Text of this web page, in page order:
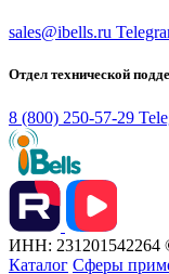
sales@ibells.ru
Отдел технической
8 (800) 250-57-29
ИНН: 231201542264
Каталог Сферы